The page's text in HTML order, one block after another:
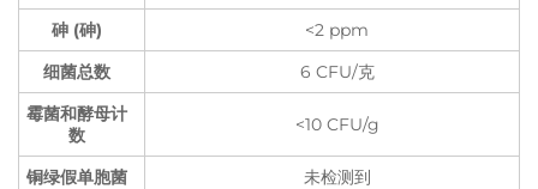
砷 (砷)
<2 ppm
细菌总数
6 CFU/克
霉菌和酵母计
数
<10 CFU/g
铜绿假单胞菌
未检测到